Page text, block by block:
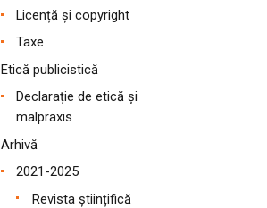
Licență și copyright
Taxe
Etică publicistică
Declarație de etică și
malpraxis
Arhivă
2021-2025
Revista științifică